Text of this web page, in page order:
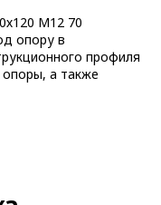
М12 70
опору в
профиля
опоры, а также